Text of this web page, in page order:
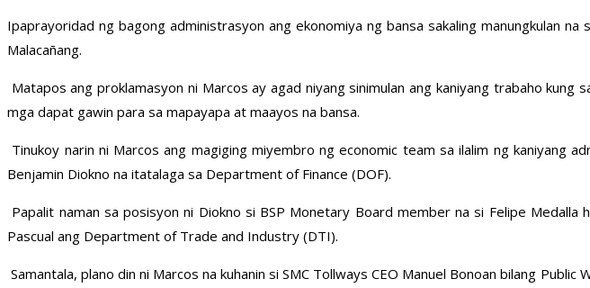
Ipaprayoridad ng bagong administrasyon ang ekonomiya ng bansa sakaling manungkulan
Malacañang.
Matapos ang proklamasyon ni Marcos ay agad niyang sinimulan ang kaniyang trabaho
mga dapat gawin para sa mapayapa at maayos na bansa.
Tinukoy narin ni Marcos ang magiging miyembro ng economic team sa ilalim ng kaniyang
Benjamin Diokno na itatalaga sa Department of Finance (DOF).
Papalit naman sa posisyon ni Diokno si BSP Monetary Board member na si Felipe
Pascual ang Department of Trade and Industry (DTI).
Samantala, plano din ni Marcos na kuhanin si SMC Tollways CEO Manuel Bonoan bilang